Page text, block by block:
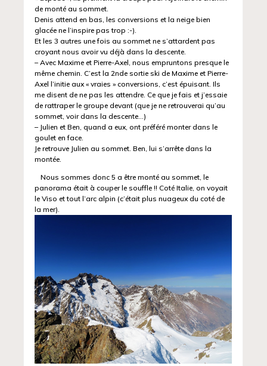
de monté au sommet.
Denis attend en bas, les conversions et la neige bien
glacée ne l’inspire pas trop :-).
Et les 3 autres une fois au sommet ne s’attardent pas
croyant nous avoir vu déjà dans la descente.
– Avec Maxime et Pierre-Axel, nous empruntons presque le
même chemin. C’est la 2nde sortie ski de Maxime et Pierre-
Axel l’initie aux « vraies » conversions, c’est épuisant. Ils
me disent de ne pas les attendre. Ce que je fais et j’essaie
de rattraper le groupe devant (que je ne retrouverai qu’au
sommet, voir dans la descente…)
– Julien et Ben, quand a eux, ont préféré monter dans le
goulet en face.
Je retrouve Julien au sommet. Ben, lui s’arrête dans la
montée.
Nous sommes donc 5 a être monté au sommet, le
panorama était à couper le souffle !! Coté Italie, on voyait
le Viso et tout l’arc alpin (c’était plus nuageux du coté de
la mer).